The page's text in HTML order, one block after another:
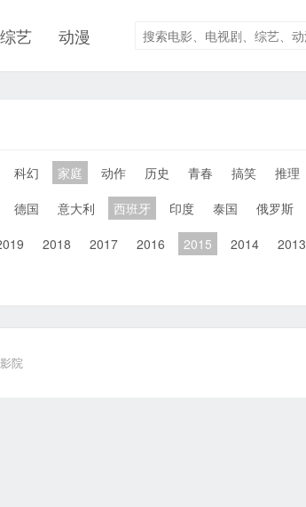
综艺 动漫
科幻 家庭 动作 历史 青春 搞笑 推理
德国 意大利 西班牙 印度 泰国
俄罗斯
2018 2017 2016 2015 2014 2013
院